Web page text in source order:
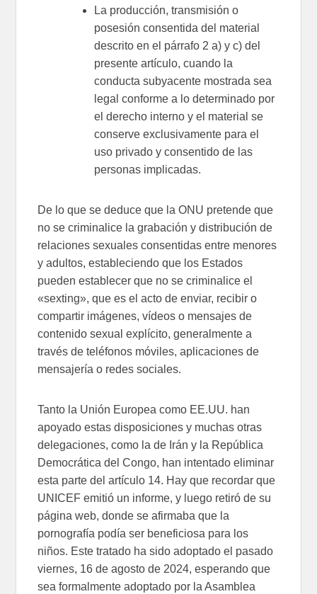
La producción, transmisión o
posesión consentida del material
descrito en el párrafo 2 a) y c) del
presente artículo, cuando la
conducta subyacente mostrada sea
legal conforme a lo determinado por
el derecho interno y el material se
conserve exclusivamente para el
uso privado y consentido de las
personas implicadas.
De lo que se deduce que la ONU pretende que
no se criminalice la grabación y distribución de
relaciones sexuales consentidas entre menores
y adultos, estableciendo que los Estados
pueden establecer que no se criminalice el
«sexting», que es el acto de enviar, recibir o
compartir imágenes, vídeos o mensajes de
contenido sexual explícito, generalmente a
través de teléfonos móviles, aplicaciones de
mensajería o redes sociales.
Tanto la Unión Europea como EE.UU. han
apoyado estas disposiciones y muchas otras
delegaciones, como la de Irán y la República
Democrática del Congo, han intentado eliminar
esta parte del artículo 14. Hay que recordar que
UNICEF emitió un informe, y luego retiró de su
página web, donde se afirmaba que la
pornografía podía ser beneficiosa para los
niños. Este tratado ha sido adoptado el pasado
viernes, 16 de agosto de 2024, esperando que
sea formalmente adoptado por la Asamblea